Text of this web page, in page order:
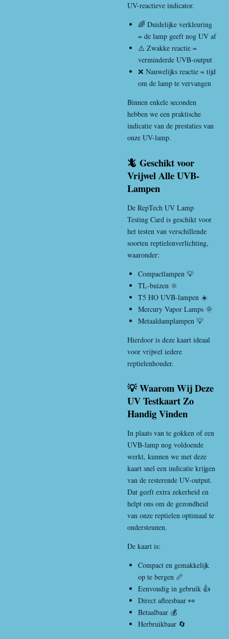
UV-reactieve indicator.
🌈 Duidelijke verkleuring
= de lamp geeft nog UV af
⚠️ Zwakke reactie =
verminderde UVB-output
❌ Nauwelijks reactie = tijd
om de lamp te vervangen
Binnen enkele seconden
hebben we een praktische
indicatie van de prestaties van
onze UV-lamp.
🦎 Geschikt voor
Vrijwel Alle UVB-
Lampen
De RepTech UV Lamp
Testing Card is geschikt voor
het testen van verschillende
soorten reptielenverlichting,
waaronder:
Compactlampen 💡
TL-buizen 🔆
T5 HO UVB-lampen ☀️
Mercury Vapor Lamps 🌞
Metaaldamplampen 💡
Hierdoor is deze kaart ideaal
voor vrijwel iedere
reptielenhouder.
💡 Waarom Wij Deze
UV Testkaart Zo
Handig Vinden
In plaats van te gokken of een
UVB-lamp nog voldoende
werkt, kunnen we met deze
kaart snel een indicatie krijgen
van de resterende UV-output.
Dat geeft extra zekerheid en
helpt ons om de gezondheid
van onze reptielen optimaal te
ondersteunen.
De kaart is:
Compact en gemakkelijk
op te bergen 📏
Eenvoudig in gebruik 👍
Direct afleesbaar 👀
Betaalbaar 💰
Herbruikbaar 🔄